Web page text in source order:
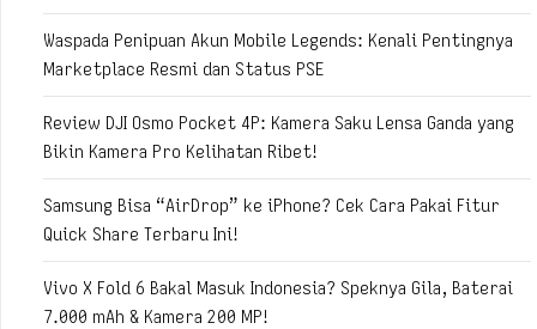
Waspada Penipuan Akun Mobile Legends: Kenali Pentingnya
Marketplace Resmi dan Status PSE
Review DJI Osmo Pocket 4P: Kamera Saku Lensa Ganda yang
Bikin Kamera Pro Kelihatan Ribet!
Samsung Bisa “AirDrop” ke iPhone? Cek Cara Pakai Fitur
Quick Share Terbaru Ini!
Vivo X Fold 6 Bakal Masuk Indonesia? Speknya Gila, Baterai
7.000 mAh & Kamera 200 MP!